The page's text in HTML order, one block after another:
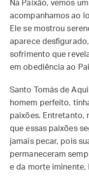
Na Paixão, vemos
acompanhamos ao
Ele se mostrou
aparece
sofrimento que
em obediência ao
Santo Tomás de
homem perfeito,
paixões. Entretanto,
que essas paixões
jamais pecar, pois
permaneceram
e da morte iminente,